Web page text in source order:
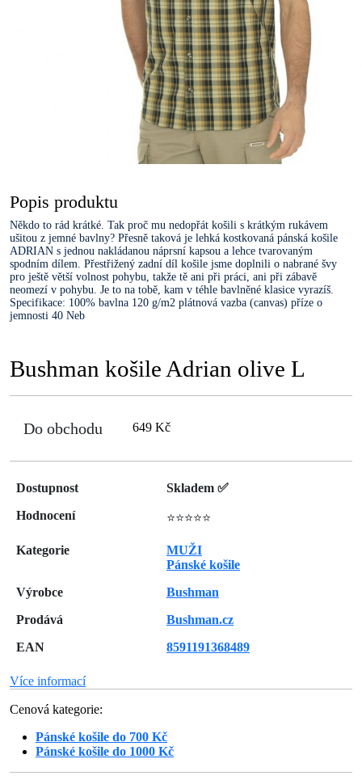
Popis produktu
Někdo to rád krátké. Tak proč mu nedopřát košili s krátkým rukávem
ušitou z jemné bavlny? Přesně taková je lehká kostkovaná pánská košile
ADRIAN s jednou nakládanou náprsní kapsou a lehce tvarovaným
spodním dílem. Přestřižený zadní díl košile jsme doplnili o nabrané švy
pro ještě větší volnost pohybu, takže tě ani při práci, ani při zábavě
neomezí v pohybu. Je to na tobě, kam v téhle bavlněné klasice vyrazíš.
Specifikace: 100% bavlna 120 g/m2 plátnová vazba (canvas) příze o
jemnosti 40 Neb
Bushman košile Adrian olive L
Do obchodu 649 Kč
Dostupnost
Skladem ✅
Hodnocení
⭐⭐⭐⭐⭐
Kategorie
MUŽI
Pánské košile
Výrobce
Bushman
Prodává
Bushman.cz
EAN
8591191368489
Více informací
Cenová kategorie:
Pánské košile do 700 Kč
Pánské košile do 1000 Kč